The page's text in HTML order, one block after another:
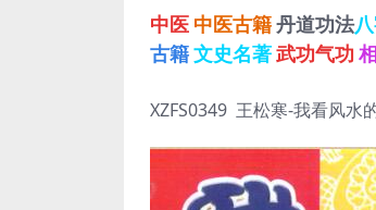
中医 中医古籍丹道功法
古籍文史名著武功气功
XZFS0349 王松寒-我看风水